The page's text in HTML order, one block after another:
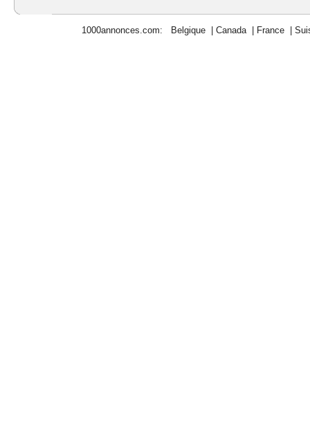
1000annonces.com: Belgique| Canada| France|